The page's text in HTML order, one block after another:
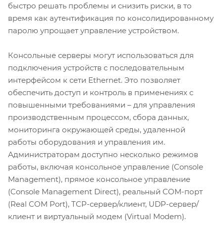
быстро решать проблемы и снизить риски, в то
время как аутентификация по консолидированному
паролю упрощает управление устройством.
Консольные серверы могут использоваться для
подключения устройств с последовательным
интерфейсом к сети Ethernet. Это позволяет
обеспечить доступ и контроль в применениях с
повышенными требованиями – для управления
производственным процессом, сбора данных,
мониторинга окружающей среды, удаленной
работы оборудования и управления им.
Администраторам доступно несколько режимов
работы, включая консольное управление (Console
Management), прямое консольное управление
(Console Management Direct), реальный COM-порт
(Real COM Port), TCP-сервер/клиент, UDP-сервер/
клиент и виртуальный модем (Virtual Modem).